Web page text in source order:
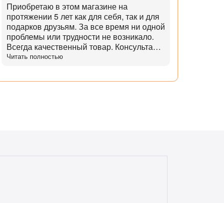
Приобретаю в этом магазине на
протяжении 5 лет как для себя, так и для
подарков друзьям. За все время ни одной
проблемы или трудности не возникало.
Всегда качественный товар. Консультант
помогает с выбором и советами. Советы
отзывчивые и опытные. Особенно
Читать полностью